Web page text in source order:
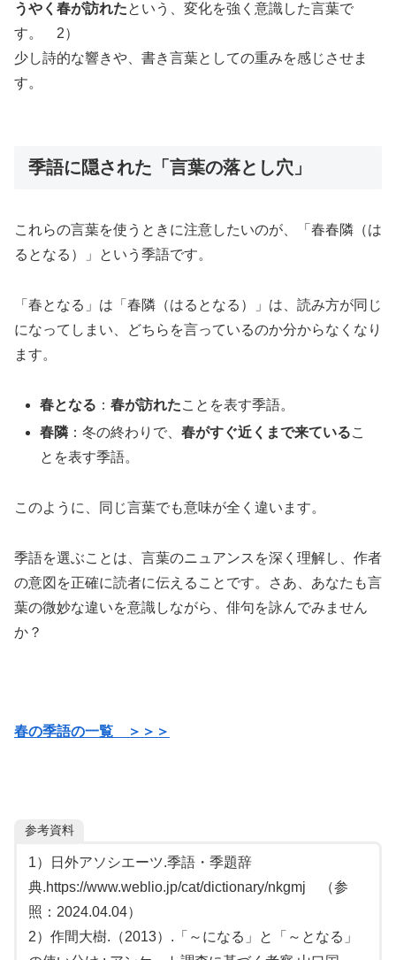
うやく春が訪れたという、変化を強く意識した言葉で
す。 2）
少し詩的な響きや、書き言葉としての重みを感じさせま
す。
季語に隠された「言葉の落とし穴」
これらの言葉を使うときに注意したいのが、「春春隣（は
るとなる）」という季語です。
「春となる」は「春隣（はるとなる）」は、読み方が同じ
になってしまい、どちらを言っているのか分からなくなり
ます。
春となる ：春が訪れたことを表す季語。
春隣 ：冬の終わりで、春がすぐ近くまで来ているこ
とを表す季語。
このように、同じ言葉でも意味が全く違います。
季語を選ぶことは、言葉のニュアンスを深く理解し、作者
の意図を正確に読者に伝えることです。さあ、あなたも言
葉の微妙な違いを意識しながら、俳句を詠んでみません
か？
春の季語の一覧 ＞＞＞
参考資料
1）日外アソシエーツ.季語・季題辞
典.https://www.weblio.jp/cat/dictionary/nkgmj （参
照：2024.04.04）
2）作間大樹.（2013）.「～になる」と「～となる」